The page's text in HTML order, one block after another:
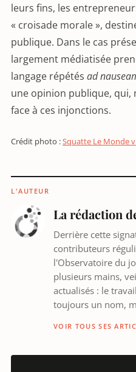
leurs fins, les
« croisade morale »,
publique. Dans le cas
largement médiatisée
langage répétés ad
une opinion publique,
face à ces injonctions.
Crédit photo :Squatte Le Monde
L'AUTEUR
La rédaction
Derrière cette
contributeurs
l'Observatoire du
plusieurs mains,
actualisés : le
toujours un nom,
VOIR TOUS SES